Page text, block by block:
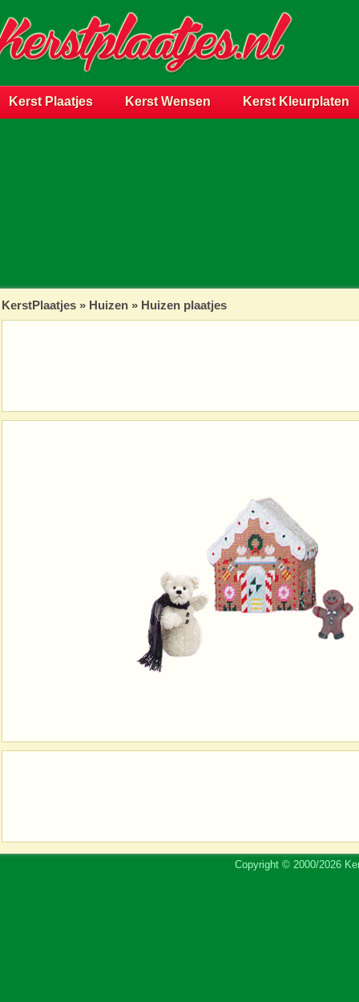
Kerst Plaatjes Kerst Wensen Kerst Kleurplaten
KerstPlaatjes » Huizen » Huizen plaatjes
Copyright © 2000/2026